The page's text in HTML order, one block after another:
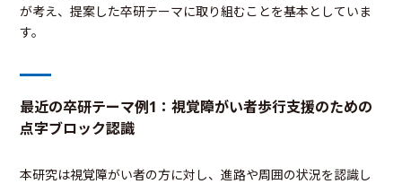
が考え、提案した卒研テーマに取り組むことを基本としていま
す。
最近の卒研テーマ例1：視覚障がい者歩行支援のための
点字ブロック認識
本研究は視覚障がい者の方に対し、進路や周囲の状況を認識し